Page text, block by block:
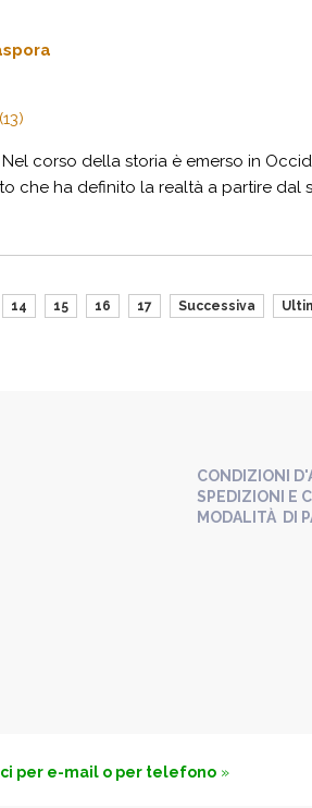
corso della storia è emerso in
che ha definito la realtà a partire dal
14 15 16 17 Successiva
CONDIZIONI
SPEDIZIONI E
MODALITÀ DI
per e-mail o per telefono »